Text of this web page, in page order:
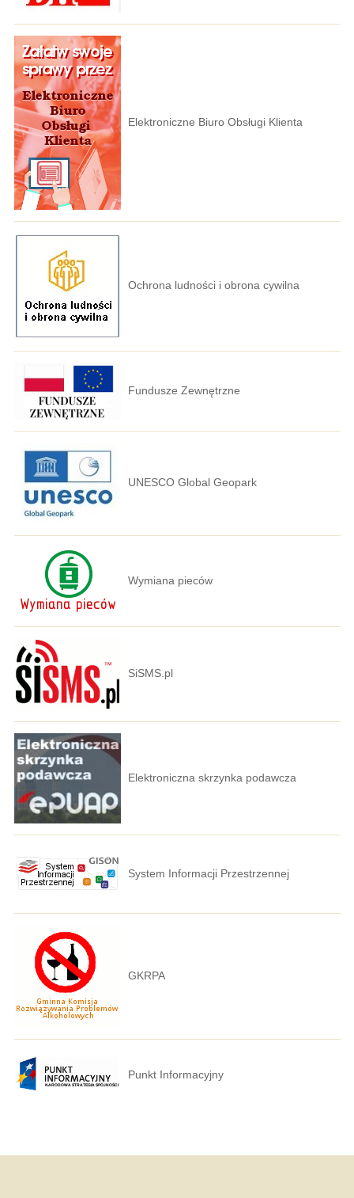
Elektroniczne Biuro Obsługi Klienta
Ochrona ludności i obrona cywilna
Fundusze Zewnętrzne
UNESCO Global Geopark
Wymiana pieców
SiSMS.pl
Elektroniczna skrzynka podawcza
System Informacji Przestrzennej
GKRPA
Punkt Informacyjny